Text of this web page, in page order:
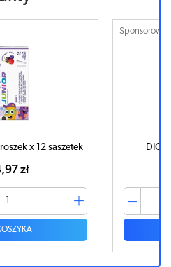
x 12 saszetek
zł